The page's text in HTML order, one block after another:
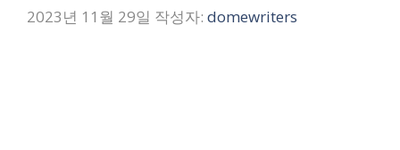
2023년 11월 29일 작성자: domewriters